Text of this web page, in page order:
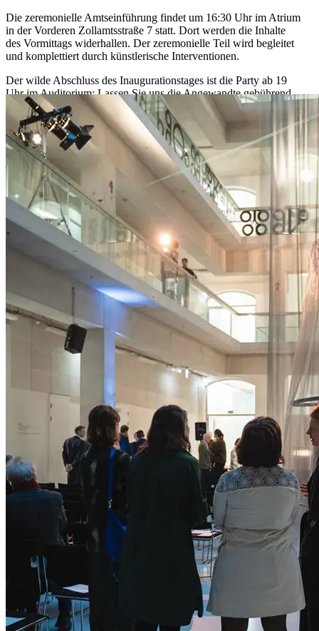
Die zeremonielle Amtseinführung findet um 16:30 Uhr im Atrium
in der Vorderen Zollamtsstraße 7 statt. Dort werden die Inhalte
des Vormittags widerhallen. Der zeremonielle Teil wird begleitet
und komplettiert durch künstlerische Interventionen.
Der wilde Abschluss des Inaugurationstages ist die Party ab 19
Uhr im Auditorium: Lassen Sie uns die Angewandte gebührend
feiern!
Workshop
15.01.2026, 10:00 - 12:00
Universität für angewandte Kunst Wien, Angewandte
Performance Lab, Georg-Coch-Platz 2, 1010 Wien
Zeremonielle Amtseinführung
15.01.2026, 16:30
Universität für angewandte Kunst Wien, Atrium, Vordere
Zollamtsstraße 7, 1030 Wien
Universität für angewandte Kunst Wien, Atrium, Vordere
Zollamtsstraße 7, 1030 Wien
...Mehr lesen